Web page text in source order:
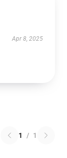
Apr 8, 2025
1 / 1